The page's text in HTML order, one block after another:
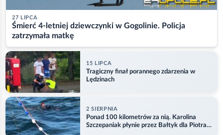
27 LIPCA
Śmierć 4-letniej dziewczynki w Gogolinie. Policja
zatrzymała matkę
15 LIPCA
Tragiczny finał porannego zdarzenia w
Lędzinach
2 SIERPNIA
Ponad 100 kilometrów za nią. Karolina
Szczepaniak płynie przez Bałtyk dla Piotra.